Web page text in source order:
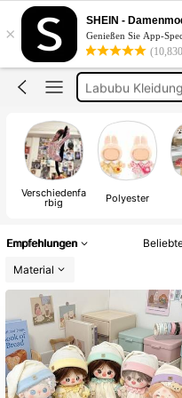
×
SHEIN -
Genießen Sie App-
Micheal
Michael Jackson
Squishies
Labubu Kleidung
Micheal
Verschiedenfa
rbig Polyester
Empfehlungen
Material